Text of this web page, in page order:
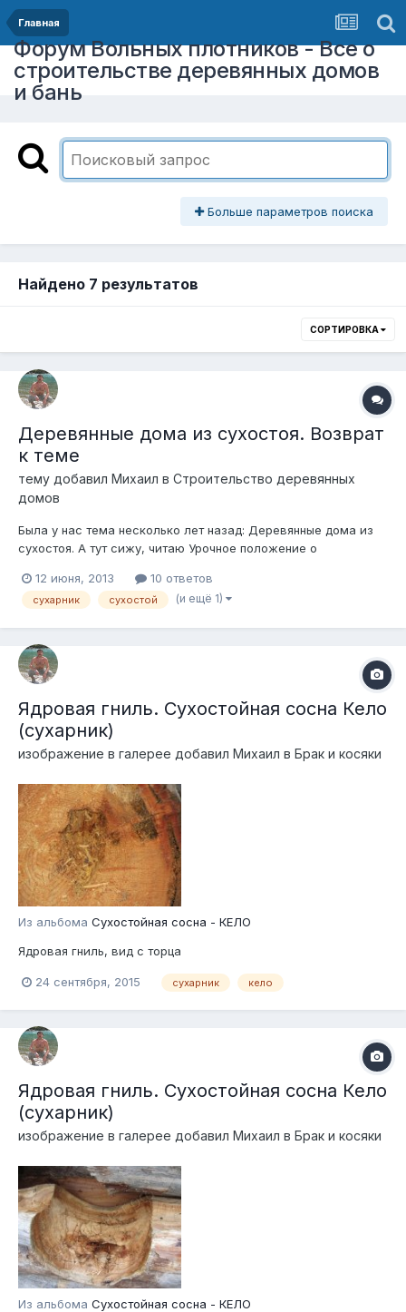
Главная
Форум Вольных плотников - Все о
строительстве деревянных домов
и бань
Больше параметров поиска
Найдено 7 результатов
СОРТИРОВКА
Деревянные дома из сухостоя. Возврат
к теме
тему добавил Михаил в Строительство деревянных
домов
Была у нас тема несколько лет назад: Деревянные дома из
сухостоя. А тут сижу, читаю Урочное положение о
предложение:
12 июня, 2013 10 ответов
сухарник сухостой (и ещё 1)
Ядровая гниль. Сухостойная сосна Кело
(сухарник)
изображение в галерее добавил Михаил в Брак и косяки
Из альбома Сухостойная сосна - КЕЛО
Ядровая гниль, вид с торца
24 сентября, 2015 сухарник кело
Ядровая гниль. Сухостойная сосна Кело
(сухарник)
изображение в галерее добавил Михаил в Брак и косяки
Из альбома Сухостойная сосна - КЕЛО